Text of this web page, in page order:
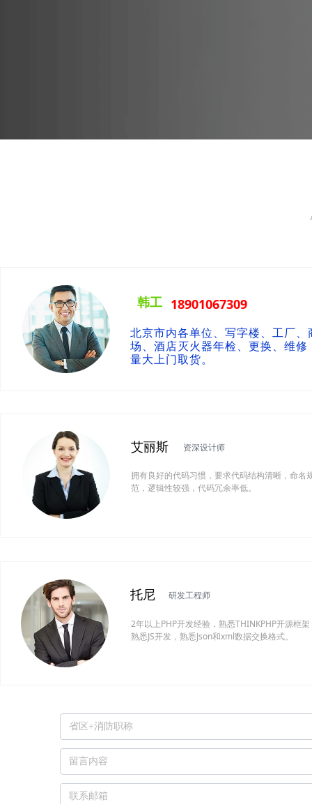
艾丽斯 资深设计师
拥有良好的代码习惯，要求代码结构清晰，命名
范，逻辑性较强，代码冗余率低。
托尼 研发工程师
2年以上PHP开发经验，熟悉THINKPHP开源框架
熟悉JS开发，熟悉Json和xml数据交换格式。
韩工 18901067309
北京市内各单位、写字楼、工厂、
场、酒店灭火器年检、更换、维修
量大上门取货。